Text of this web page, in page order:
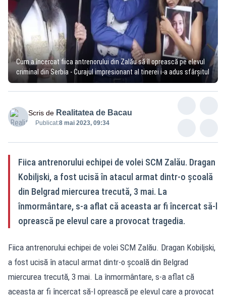
Cum a încercat fiica antrenorului din Zalău să îl oprească pe elevul
criminal din Serbia - Curajul impresionant al tinerei i-a adus sfârșitul
Scris de Realitatea de Bacau
Publicat:8 mai 2023, 09:34
Fiica antrenorului echipei de volei SCM Zalău. Dragan
Kobiljski, a fost ucisă în atacul armat dintr-o şcoală
din Belgrad miercurea trecută, 3 mai. La
înmormântare, s-a aflat că aceasta ar fi încercat să-l
oprească pe elevul care a provocat tragedia.
Fiica antrenorului echipei de volei SCM Zalău. Dragan Kobiljski,
a fost ucisă în atacul armat dintr-o şcoală din Belgrad
miercurea trecută, 3 mai. La înmormântare, s-a aflat că
aceasta ar fi încercat să-l oprească pe elevul care a provocat